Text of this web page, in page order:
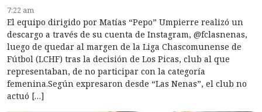
7:22 am
El equipo dirigido por Matías “Pepo” Umpierre realizó un
descargo a través de su cuenta de Instagram, @fclasnenas,
luego de quedar al margen de la Liga Chascomunense de
Fútbol (LCHF) tras la decisión de Los Picas, club al que
representaban, de no participar con la categoría
femenina.Según expresaron desde “Las Nenas”, el club no
actuó […]